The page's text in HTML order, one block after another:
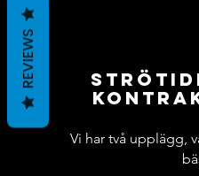
Vi har två upplägg,
REVIEWS